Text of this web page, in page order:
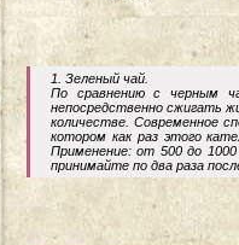
1. Зеленый чай.
По сравнению с черным
непосредственно сжигать
количестве. Современное
котором как раз этого
Применение: от 500 до
принимайте по два раза